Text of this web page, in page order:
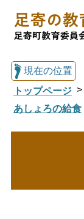
現在の位置
トップページ
あしょろの給食